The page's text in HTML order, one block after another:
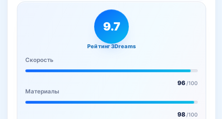
9.7
Рейтинг 3Dreams
Скорость
96/100
Материалы
98/100